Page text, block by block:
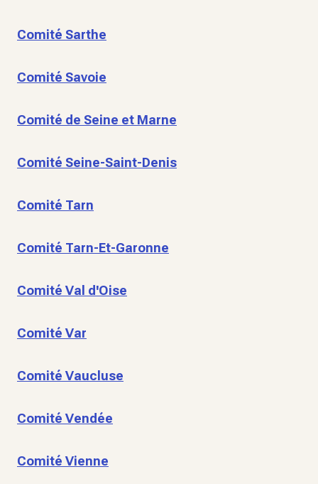
Comité Sarthe
Comité Savoie
Comité de Seine et Marne
Comité Seine-Saint-Denis
Comité Tarn
Comité Tarn-Et-Garonne
Comité Val d'Oise
Comité Var
Comité Vaucluse
Comité Vendée
Comité Vienne